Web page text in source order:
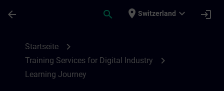
arrow_back search place Switzerland expand_more login
Startseite chevron_right
Training Services for Digital Industry chevron_right
Learning Journey